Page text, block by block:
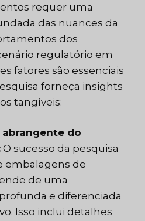
requer uma
das nuances da
dos
regulatório em
fatores são essenciais
forneça insights
tangíveis:
do
O sucesso da pesquisa
embalagens de
de uma
e diferenciada
Isso inclui detalhes